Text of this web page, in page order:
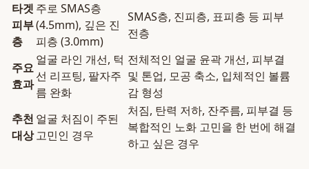
타겟
피부
층
주로 SMAS층
(4.5mm), 깊은 진
피층 (3.0mm)
SMAS층, 진피층, 표피층 등 피부
전층
주요
효과
얼굴 라인 개선, 턱
선 리프팅, 팔자주
름 완화
전체적인 얼굴 윤곽 개선, 피부결
및 톤업, 모공 축소, 입체적인 볼륨
감 형성
추천
대상
얼굴 처짐이 주된
고민인 경우
처짐, 탄력 저하, 잔주름, 피부결 등
복합적인 노화 고민을 한 번에 해결
하고 싶은 경우